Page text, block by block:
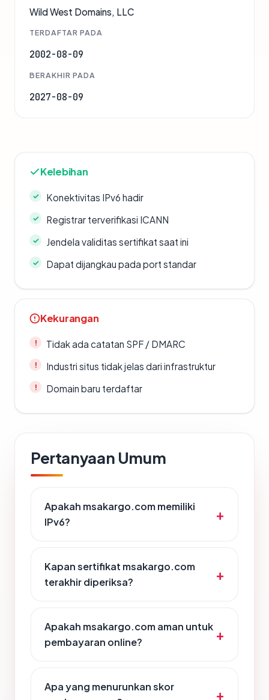
Wild West Domains, LLC
TERDAFTAR PADA
2002-08-09
BERAKHIR PADA
2027-08-09
Kelebihan
Konektivitas IPv6 hadir
Registrar terverifikasi ICANN
Jendela validitas sertifikat saat ini
Dapat dijangkau pada port standar
Kekurangan
Tidak ada catatan SPF / DMARC
Industri situs tidak jelas dari infrastruktur
Domain baru terdaftar
Pertanyaan Umum
Apakah msakargo.com memiliki
IPv6?
Kapan sertifikat msakargo.com
terakhir diperiksa?
Apakah msakargo.com aman untuk
pembayaran online?
Apa yang menurunkan skor